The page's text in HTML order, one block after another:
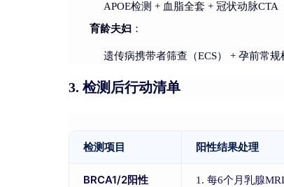
APOE检测 + 血脂全套 + 冠状动脉CTA
育龄夫妇 ：
遗传病携带者筛查（ECS） + 孕前常
3. 检测后行动清单
检测项目 阳性结果处理
BRCA1/2阳性
1. 每6个月乳腺